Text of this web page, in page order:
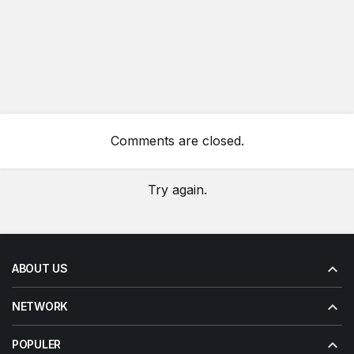
Comments are closed.
Try again.
ABOUT US
NETWORK
POPULER